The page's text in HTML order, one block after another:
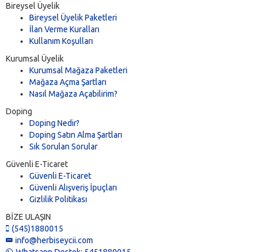
Bireysel Üyelik
Bireysel Üyelik Paketleri
İlan Verme Kuralları
Kullanım Koşulları
Kurumsal Üyelik
Kurumsal Mağaza Paketleri
Mağaza Açma Şartları
Nasıl Mağaza Açabilirim?
Doping
Doping Nedir?
Doping Satın Alma Şartları
Sık Sorulan Sorular
Güvenli E-Ticaret
Güvenli E-Ticaret
Güvenli Alışveriş İpuçları
Gizlilik Politikası
BİZE ULAŞIN
(545)1880015
info@herbiseycii.com